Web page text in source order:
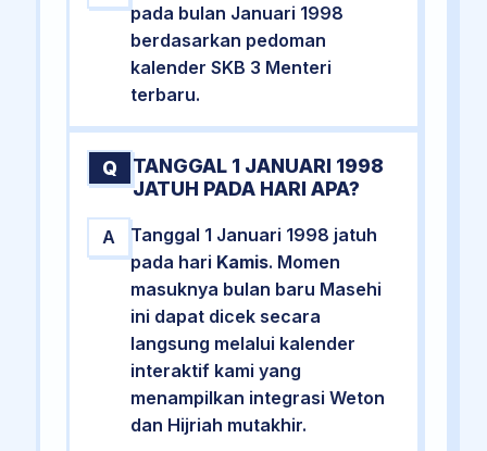
pada bulan Januari 1998
berdasarkan pedoman
kalender SKB 3 Menteri
terbaru.
Q
TANGGAL 1 JANUARI 1998
JATUH PADA HARI APA?
A
Tanggal 1 Januari 1998 jatuh
pada hari Kamis. Momen
masuknya bulan baru Masehi
ini dapat dicek secara
langsung melalui kalender
interaktif kami yang
menampilkan integrasi Weton
dan Hijriah mutakhir.